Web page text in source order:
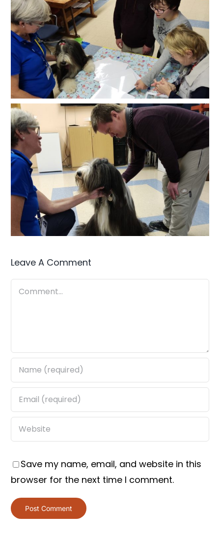
Leave A Comment
Comment
Save my name, email, and website in this
browser for the next time I comment.